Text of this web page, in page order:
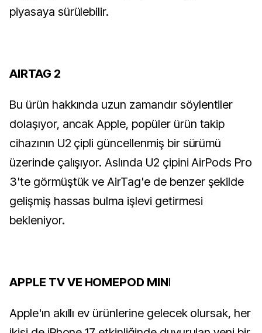
piyasaya sürülebilir.
AIRTAG 2
Bu ürün hakkında uzun zamandır söylentiler
dolaşıyor, ancak Apple, popüler ürün takip
cihazının U2 çipli güncellenmiş bir sürümü
üzerinde çalışıyor. Aslında U2 çipini AirPods Pro
3'te görmüştük ve AirTag'e de benzer şekilde
gelişmiş hassas bulma işlevi getirmesi
bekleniyor.
APPLE TV VE HOMEPOD MINI
Apple'ın akıllı ev ürünlerine gelecek olursak, her